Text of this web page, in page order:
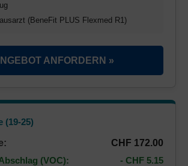
(BeneFit PLUS Flexmed R1)
ANFORDERN »
(19-25)
CHF 172.00
(VOC):
- CHF 5.15